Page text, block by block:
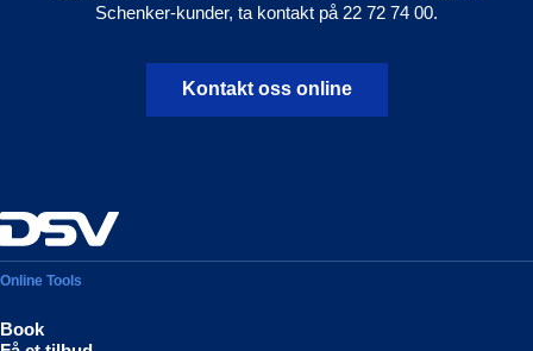
Schenker-kunder, ta kontakt på 22 72 74 00.
Kontakt oss online
Online Tools
Book